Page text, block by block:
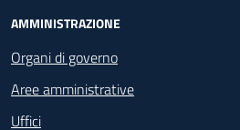
Footer -
AMMINISTRAZIONE
Organi di governo
Aree amministrative
Uffici